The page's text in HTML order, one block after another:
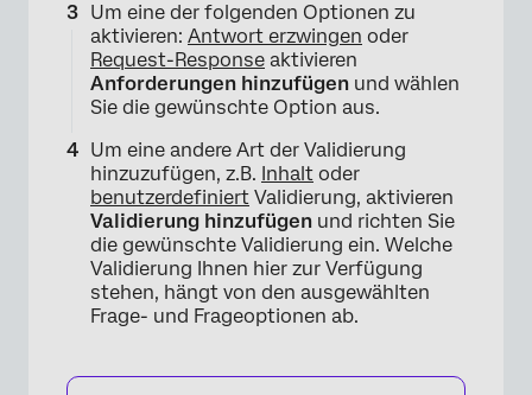
Um eine der folgenden Optionen zu
aktivieren: Antwort erzwingen oder
Request-Response aktivieren
Anforderungen hinzufügen und wählen
Sie die gewünschte Option aus.
Um eine andere Art der Validierung
hinzuzufügen, z.B. Inhalt oder
benutzerdefiniert Validierung, aktivieren
Validierung hinzufügen und richten Sie
die gewünschte Validierung ein. Welche
Validierung Ihnen hier zur Verfügung
stehen, hängt von den ausgewählten
Frage- und Frageoptionen ab.